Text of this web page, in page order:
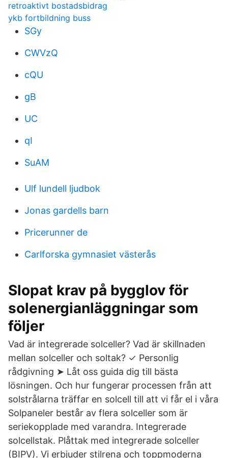
retroaktivt bostadsbidrag
ykb fortbildning buss
SGy
CWVzQ
cQU
gB
UC
qI
SuAM
Ulf lundell ljudbok
Jonas gardells barn
Pricerunner de
Carlforska gymnasiet västerås
Slopat krav på bygglov för
solenergianläggningar som
följer
Vad är integrerade solceller? Vad är skillnaden
mellan solceller och soltak? ✓ Personlig
rådgivning ➤ Låt oss guida dig till bästa
lösningen. Och hur fungerar processen från att
solstrålarna träffar en solcell till att vi får el i våra
Solpaneler består av flera solceller som är
seriekopplade med varandra. Integrerade
solcellstak. Plåttak med integrerade solceller
(BIPV). Vi erbjuder stilrena och toppmoderna